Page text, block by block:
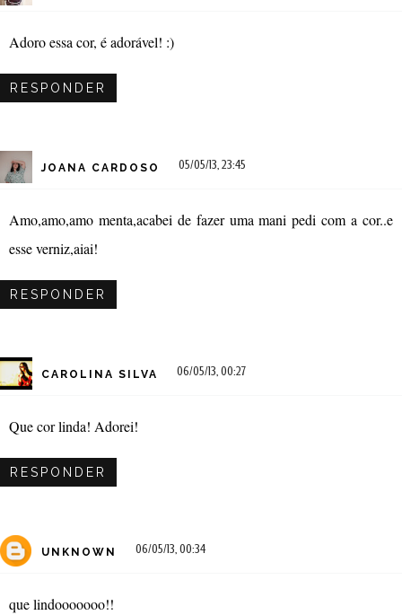
Adoro essa cor, é adorável! :)
RESPONDER
JOANA CARDOSO 05/05/13, 23:45
Amo,amo,amo menta,acabei de fazer uma mani pedi com a cor..e
esse verniz,aiai!
RESPONDER
CAROLINA SILVA 06/05/13, 00:27
Que cor linda! Adorei!
RESPONDER
UNKNOWN 06/05/13, 00:34
que lindooooooo!!